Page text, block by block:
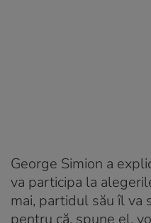
George Simion a
va participa la
mai, partidul său îl va
pentru că, spune el,